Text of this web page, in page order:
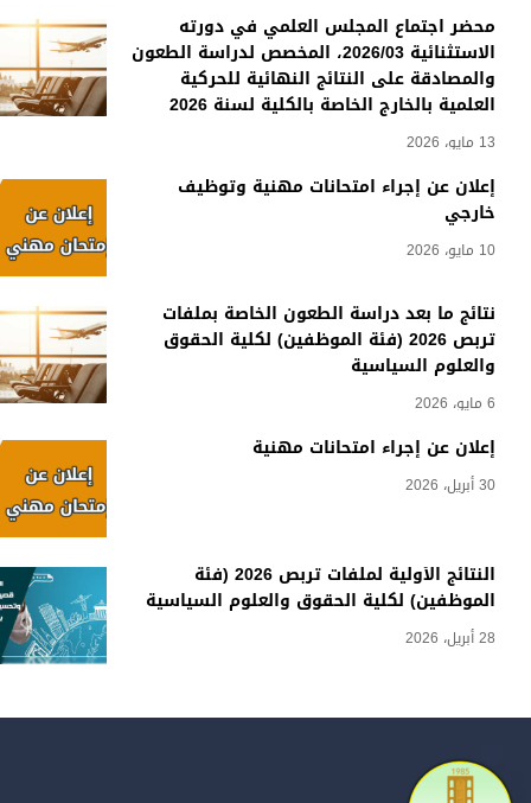
محضر اجتماع المجلس العلمي في دورته
الاستثنائية 2026/03، المخصص لدراسة الطعون
والمصادقة على النتائج النهائية للحركية
العلمية بالخارج الخاصة بالكلية لسنة 2026
13 مايو، 2026
إعلان عن إجراء امتحانات مهنية وتوظيف
خارجي
10 مايو، 2026
نتائج ما بعد دراسة الطعون الخاصة بملفات
تربص 2026 (فئة الموظفين) لكلية الحقوق
والعلوم السياسية
إعلان عن إجراء امتحانات مهنية
30 أبريل، 2026
النتائج الأولية لملفات تربص 2026 (فئة
الموظفين) لكلية الحقوق والعلوم السياسية
28 أبريل، 2026